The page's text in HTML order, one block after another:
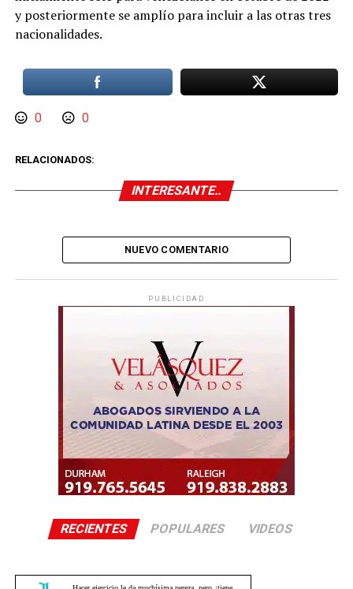
y posteriormente se amplío para incluir a las otras tres
nacionalidades.
0 0
RELACIONADOS:
INTERESANTE..
NUEVO COMENTARIO
PUBLICIDAD
RECIENTES POPULARES VIDEOS